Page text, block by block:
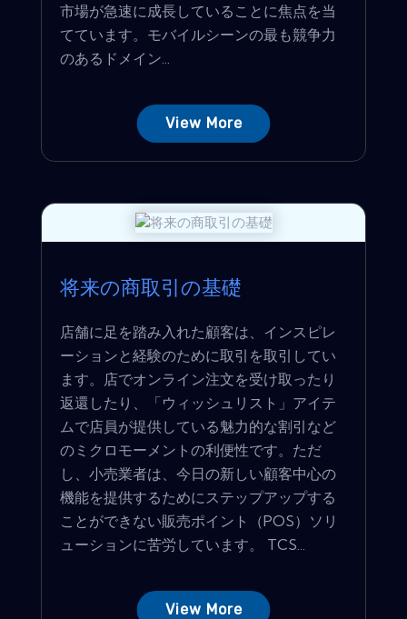
市場が急速に成長していることに焦点を当
てています。モバイルシーンの最も競争力
のあるドメイン...
View More
将来の商取引の基礎
店舗に足を踏み入れた顧客は、インスピレ
ーションと経験のために取引を取引してい
ます。店でオンライン注文を受け取ったり
返還したり、「ウィッシュリスト」アイテ
ムで店員が提供している魅力的な割引など
のミクロモーメントの利便性です。ただ
し、小売業者は、今日の新しい顧客中心の
機能を提供するためにステップアップする
ことができない販売ポイント（POS）ソリ
ューションに苦労しています。 TCS...
View More